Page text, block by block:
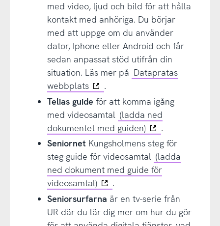
med video, ljud och bild för att hålla
kontakt med anhöriga. Du börjar
med att uppge om du använder
dator, Iphone eller Android och får
sedan anpassat stöd utifrån din
situation. Läs mer på Datapratas
webbplats
.
Telias guide för att komma igång
med videosamtal (ladda ned
dokumentet med guiden)
.
Seniornet Kungsholmens steg för
steg-guide för videosamtal (ladda
ned dokument med guide för
videosamtal)
.
Seniorsurfarna är en tv-serie från
UR där du lär dig mer om hur du gör